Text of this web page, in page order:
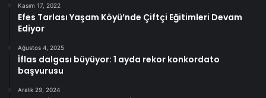
Kasım 17, 2022
Efes Tarlası Yaşam Köyü’nde Çiftçi Eğitimleri Devam
Ediyor
Ağustos 4, 2025
İflas dalgası büyüyor: 1 ayda rekor konkordato
başvurusu
Aralık 29, 2024